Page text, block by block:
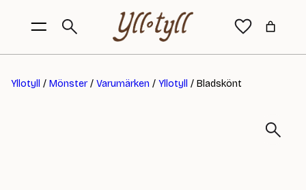
Yllotyll / Mönster/ Varumärken / Yllotyll / Bladskönt